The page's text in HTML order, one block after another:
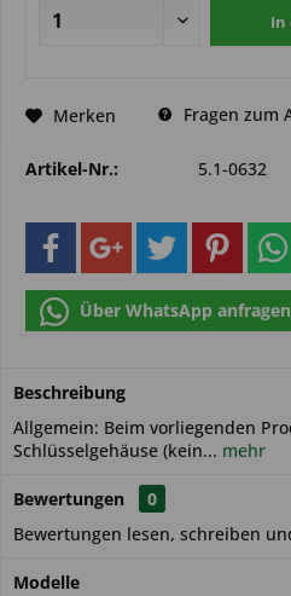
In
Merken Fragen zum
Artikel-Nr.: 5.1-0632
Über WhatsApp anfragen
Beschreibung
Allgemein: Beim vorliegenden
Schlüsselgehäuse (kein... mehr
Bewertungen
0
Bewertungen lesen, schreiben
Modelle